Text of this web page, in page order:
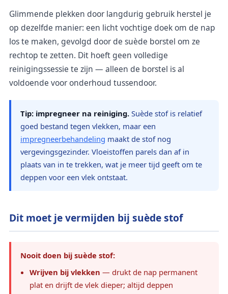
Glimmende plekken door langdurig gebruik herstel je
op dezelfde manier: een licht vochtige doek om de nap
los te maken, gevolgd door de suède borstel om ze
rechtop te zetten. Dit hoeft geen volledige
reinigingssessie te zijn — alleen de borstel is al
voldoende voor onderhoud tussendoor.
Tip: impregneer na reiniging. Suède stof is relatief
goed bestand tegen vlekken, maar een
impregneerbehandeling maakt de stof nog
vergevingsgezinder. Vloeistoffen parels dan af in
plaats van in te trekken, wat je meer tijd geeft om te
deppen voor een vlek ontstaat.
Dit moet je vermijden bij suède stof
Nooit doen bij suède stof:
Wrijven bij vlekken — drukt de nap permanent
plat en drijft de vlek dieper; altijd deppen